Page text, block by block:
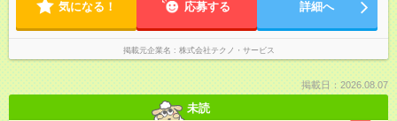
気になる！ 応募する 詳細へ
掲載元企業名 株式会社テクノ・サービス
掲載日：2026.08.07
未読